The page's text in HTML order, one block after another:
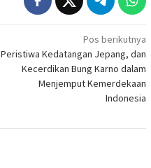
Pos berikutnya
Peristiwa Kedatangan Jepang, dan
Kecerdikan Bung Karno dalam
Menjemput Kemerdekaan
Indonesia